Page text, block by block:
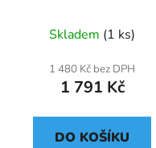
Skladem (1 ks)
1 480 Kč bez DPH
1 791 Kč
DO KOŠÍKU